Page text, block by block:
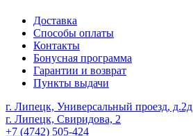
Доставка
Способы оплаты
Контакты
Бонусная программа
Гарантии и возврат
Пункты выдачи
г. Липецк, Универсальный проезд, д.2д
г. Липецк, Свиридова, 2
+7 (4742) 505-424